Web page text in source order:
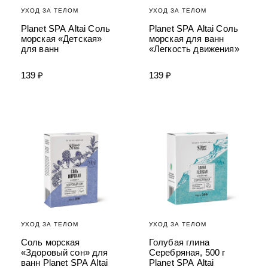
УХОД ЗА ТЕЛОМ
Planet SPA Altai Соль
морская «Детская»
для ванн
139 ₽
УХОД ЗА ТЕЛОМ
Planet SPA Altai Соль
морская для ванн
«Легкость движения»
139 ₽
УХОД ЗА ТЕЛОМ
Соль морская
«Здоровый сон» для
ванн Planet SPA Altai
УХОД ЗА ТЕЛОМ
Голубая глина
Серебряная, 500 г
Planet SPA Altai